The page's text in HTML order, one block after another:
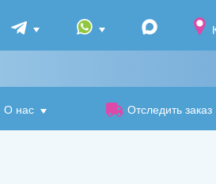
О нас Отследить заказ